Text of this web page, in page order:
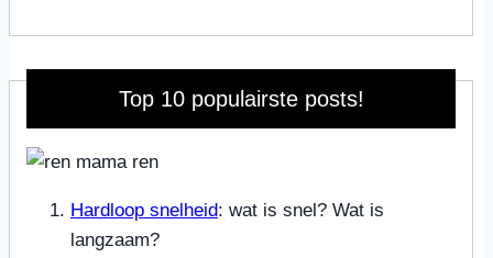
Top 10 populairste posts!
Hardloop snelheid: wat is snel? Wat is
langzaam?